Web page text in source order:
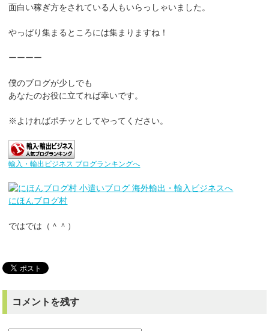
面白い稼ぎ方をされている人もいらっしゃいました。
やっぱり集まるところには集まりますね！
ーーーー
僕のブログが少しでも
あなたのお役に立てれば幸いです。
※よければポチッとしてやってください。
輸入・輸出ビジネス ブログランキングへ
にほんブログ村
ではでは（＾＾）
コメントを残す